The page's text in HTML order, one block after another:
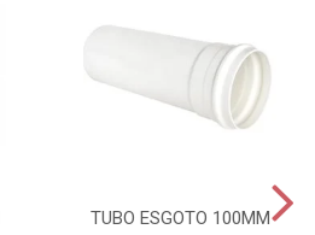
TUBO ESGOTO 100MM